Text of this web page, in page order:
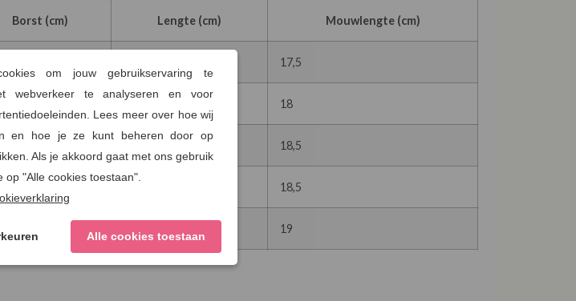
Borst (cm) Lengte (cm) Mouwlengte (cm)
17,5
64 18
18,5
18,5
19